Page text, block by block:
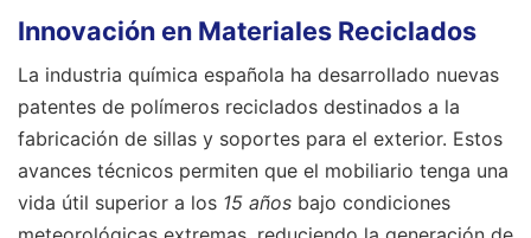
Innovación en Materiales Reciclados
La industria química española ha desarrollado nuevas
patentes de polímeros reciclados destinados a la
fabricación de sillas y soportes para el exterior. Estos
avances técnicos permiten que el mobiliario tenga una
vida útil superior a los 15 años bajo condiciones